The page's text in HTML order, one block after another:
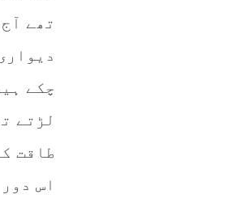
تھے
چکے
لڑتے
طاقت
اس